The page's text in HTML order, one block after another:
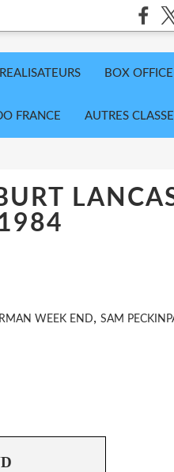
REALISATEURS BOX
FRANCE AUTRES
WEEK END, SAM